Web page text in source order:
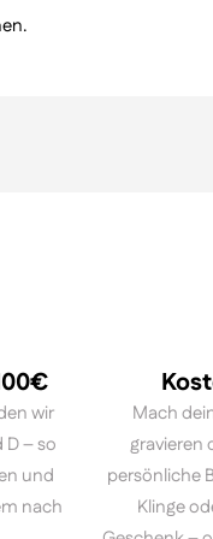
wir
– so
und
nach
Mach
gravieren
persönliche
Klinge